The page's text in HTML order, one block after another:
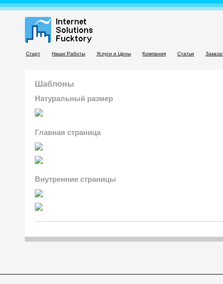
Старт Наши Работы Услуги и Цены Компания Статьи
Шаблоны
Натуральный размер
Главная страница
Внутренние страницы